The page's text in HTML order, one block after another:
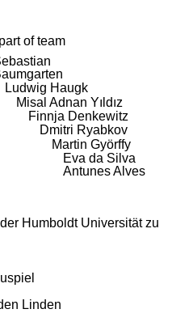
of team
Ludwig Haugk
Misal Adnan Yıldız
Finnja Denkewitz
Dmitri Ryabkov
Martin Györffy
Eva da Silva
Antunes Alves
Humboldt Universität zu
Linden